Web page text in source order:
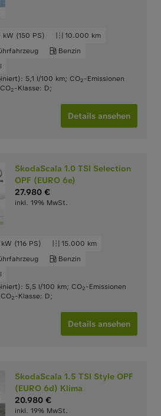
kW (150 PS)
10.000 km
Benzin
5,1 l/100 km; CO2-Emissionen
CO2-Klasse: D;
Details ansehen
SkodaScala 1.0 TSI Selection
OPF (EURO 6e)
27.980 €
inkl. 19% MwSt.
(116 PS)
15.000 km
Benzin
5,5 l/100 km; CO2-Emissionen
CO2-Klasse: D;
Details ansehen
SkodaScala 1.5 TSI Style OPF
(EURO 6d) Klima
20.980 €
inkl. 19% MwSt.